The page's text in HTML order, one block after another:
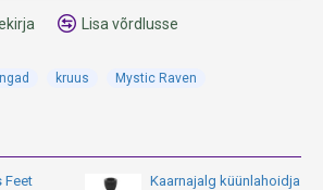
nii mikrolaineahju- kui ka
Kruusi füüsilised mõõtmed
Teie käes.
Lisa võrdlusse
kruus Mystic Raven
Feet
Kaarnajalg küünlahoidja